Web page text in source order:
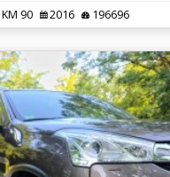
KM 90 2016 196696